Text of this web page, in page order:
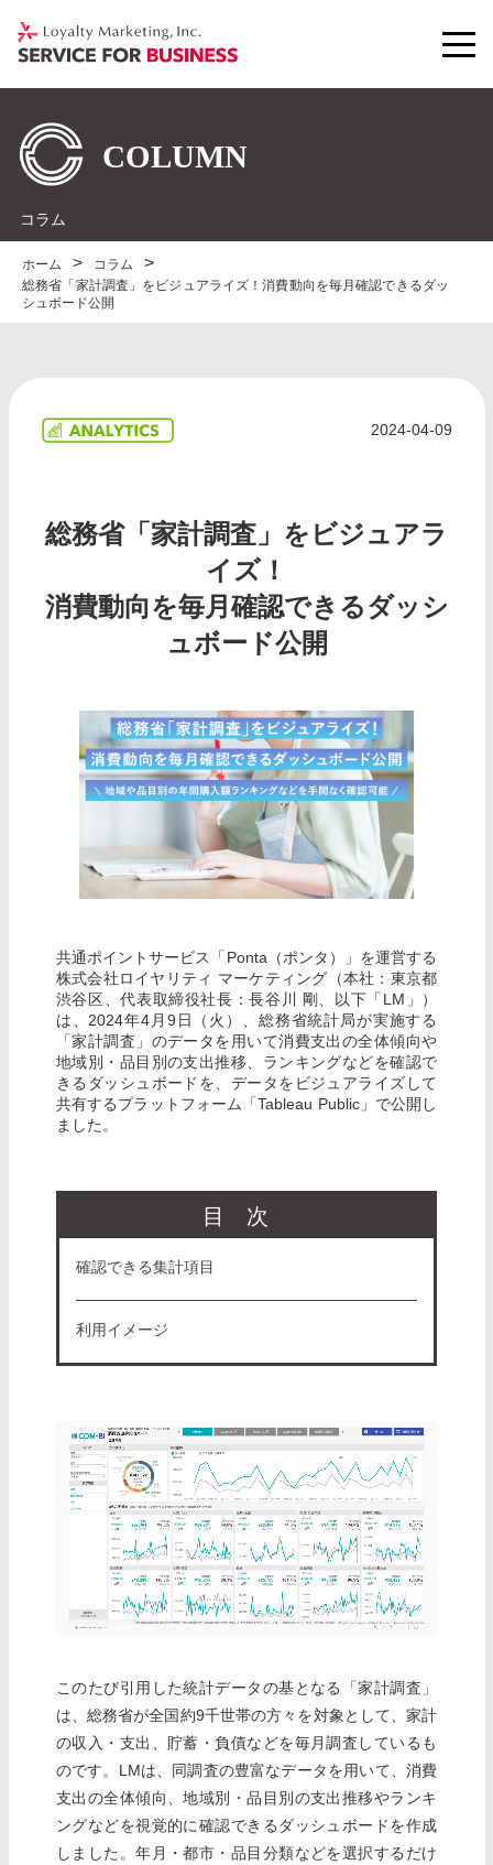
コラム
ホーム
コラム
総務省「家計調査」をビジュアライズ！消費動向を毎月確認できるダッ
シュボード公開
2024-04-09
総務省「家計調査」をビジュアラ
イズ！
消費動向を毎月確認できるダッシ
ュボード公開
共通ポイントサービス「Ponta（ポンタ）」を運営する
株式会社ロイヤリティ マーケティング（本社：東京都
渋谷区、代表取締役社長：長谷川 剛、以下「LM」）
は、2024年4月9日（火）、総務省統計局が実施する
「家計調査」のデータを用いて消費支出の全体傾向や
地域別・品目別の支出推移、ランキングなどを確認で
きるダッシュボードを、データをビジュアライズして
共有するプラットフォーム「Tableau Public」で公開し
ました。
目次
確認できる集計項目
利用イメージ
このたび引用した統計データの基となる「家計調査」
は、総務省が全国約9千世帯の方々を対象として、家計
の収入・支出、貯蓄・負債などを毎月調査しているも
のです。LMは、同調査の豊富なデータを用いて、消費
支出の全体傾向、地域別・品目別の支出推移やランキ
ングなどを視覚的に確認できるダッシュボードを作成
しました。年月・都市・品目分類などを選択するだけ